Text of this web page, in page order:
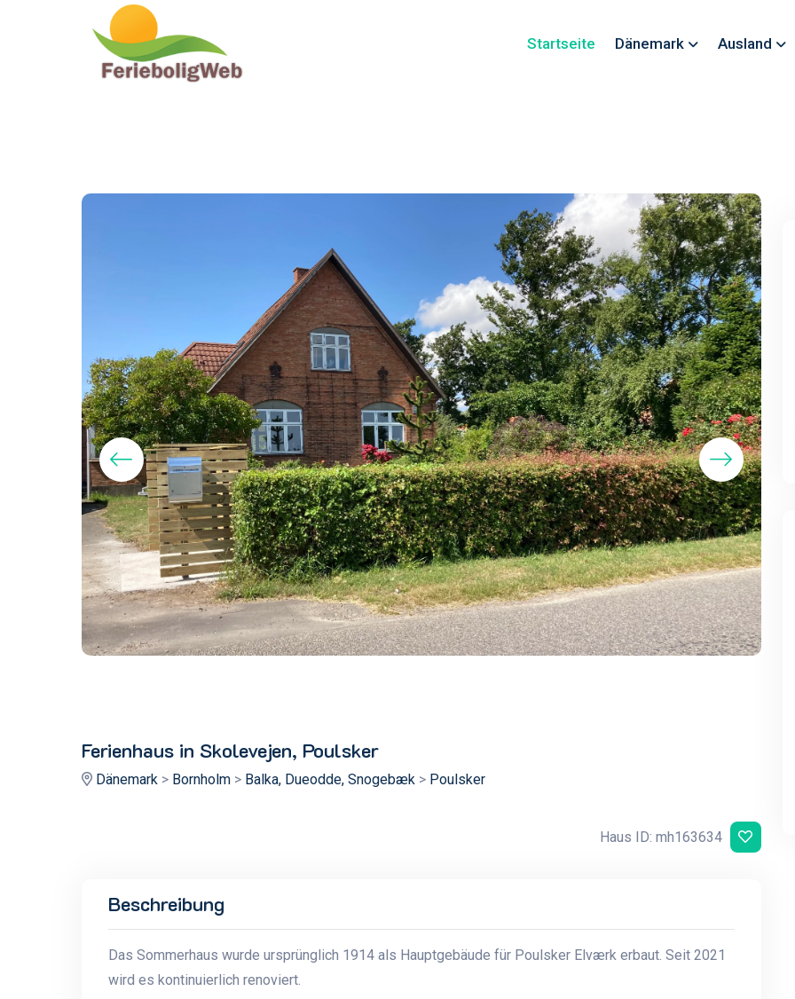
Startseite Dänemark Ausland
Ferienhaus in Skolevejen, Poulsker
Dänemark > Bornholm> Balka, Dueodde, Snogebæk > Poulsker
Haus ID: mh163634
Beschreibung
Das Sommerhaus wurde ursprünglich 1914 als Hauptgebäude für Poulsker Elværk erbaut. Seit 2021
wird es kontinuierlich renoviert.